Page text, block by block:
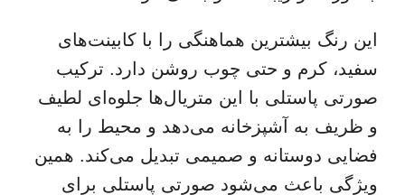
این رنگ بیشترین هماهنگی را با کابینت‌های
سفید، کرم و حتی چوب روشن دارد. ترکیب
صورتی پاستلی با این متریال‌ها جلوه‌ای لطیف
و ظریف به آشپزخانه می‌دهد و محیط را به
فضایی دوستانه و صمیمی تبدیل می‌کند. همین
ویژگی باعث می‌شود صورتی پاستلی برای